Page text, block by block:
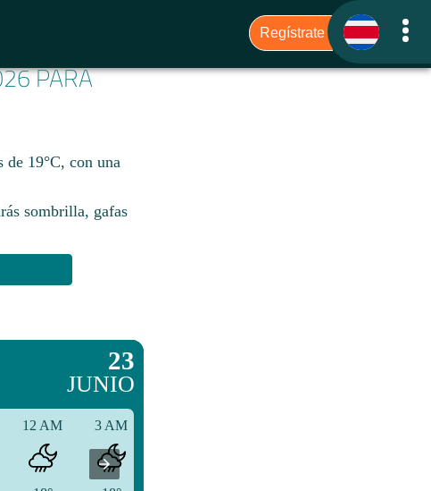
PARA
de 19°C, con una
sombrilla, gafas
23
JUNIO
12 AM 3 AM